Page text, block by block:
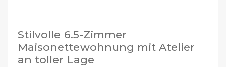
Stilvolle 6.5-Zimmer
Maisonettewohnung mit Atelier
an toller Lage